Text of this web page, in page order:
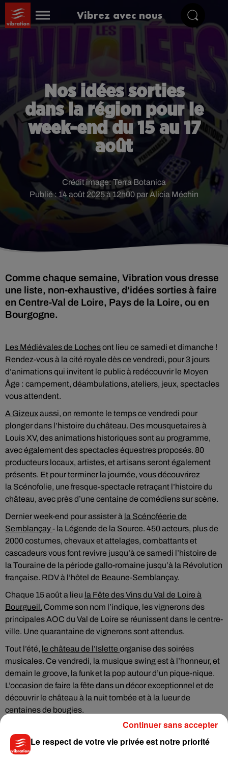
Vibrez avec nous
Nos idées sorties
dans la région pour le
week-end du 15 au 17
août
Publié : 14 août 2025 à 12h00 par Alicia Méchin
Crédit image:Terra Botanica
Comme chaque semaine, Vibration vous dresse
une liste, non-exhaustive, d'idées sorties à faire
en Centre-Val de Loire, Pays de la Loire, ou en
Bourgogne.
Les Médiévales de Lochesont lieu ce samedi et dimanche !
Rendez-vous à la cité royale dès ce vendredi, pour 3 jours
d’animations qui invitent le public à redécouvrir le Moyen
Âge : campement, déambulations, ateliers, jeux, spectacles
vous attendent.
A Gizeuxaussi, on remonte le temps ce vendredi pour
plonger dans l’histoire du château. Des mousquetaires à
Louis XV, des animations historiques sont au programme,
avec également des spectacles équestres proposés. 80
producteurs locaux, artistes, et artisans seront également
présents. Et pour terminer la journée, vous découvrirez
la Scénofolie, une fresque-spectacle retraçant l’histoire du
château, avec près d’une centaine de comédiens sur scène.
Dernier week-end pour assister à la Scénoféerie de
Semblançay- la Légende de la Source. 450 acteurs, plus de
2000 costumes, chevaux et attelages, combattants et
cascadeurs vous font revivre jusqu’à ce samedi l’histoire de
la Touraine de la période gallo-romaine jusqu’à la Révolution
française. RDV à l’hôtel de Beaune-Semblançay.
Chaque 15 août a lieu la Fête des Vins du Val de Loire à
Bourgueil. Comme son nom l’indique, les vignerons des
principales AOC du Val de Loire se réunissent dans le centre-
ville. Une quarantaine de vignerons sont attendus.
Tout l’été, le château de l’Islette organise des soirées
musicales. Ce vendredi, la musique swing est à l’honneur, et
demain le groove, la funk et la pop autour d’un pique-nique.
L’occasion de faire la fête dans un décor exceptionnel et de
découvrir le château à la nuit tombée et à la lueur de
centaines de bougies.
édition de la Fête des Duitsse tient
jusqu’à dimanche. Le festival dédié aux créations artistiques
pluridisciplinaire revient avec pour thème cette année « La
Le respect de votre vie privée est notre priorité
Continuer sans accepter